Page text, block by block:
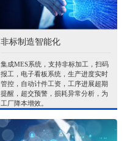
非标制造智能化
集成MES系统，支持非标加工，扫码
报工，电子看板系统，生产进度实时
管控，自动计件工资，工序进展超期
提醒，超交预警，损耗异常分析，为
工厂降本增效。